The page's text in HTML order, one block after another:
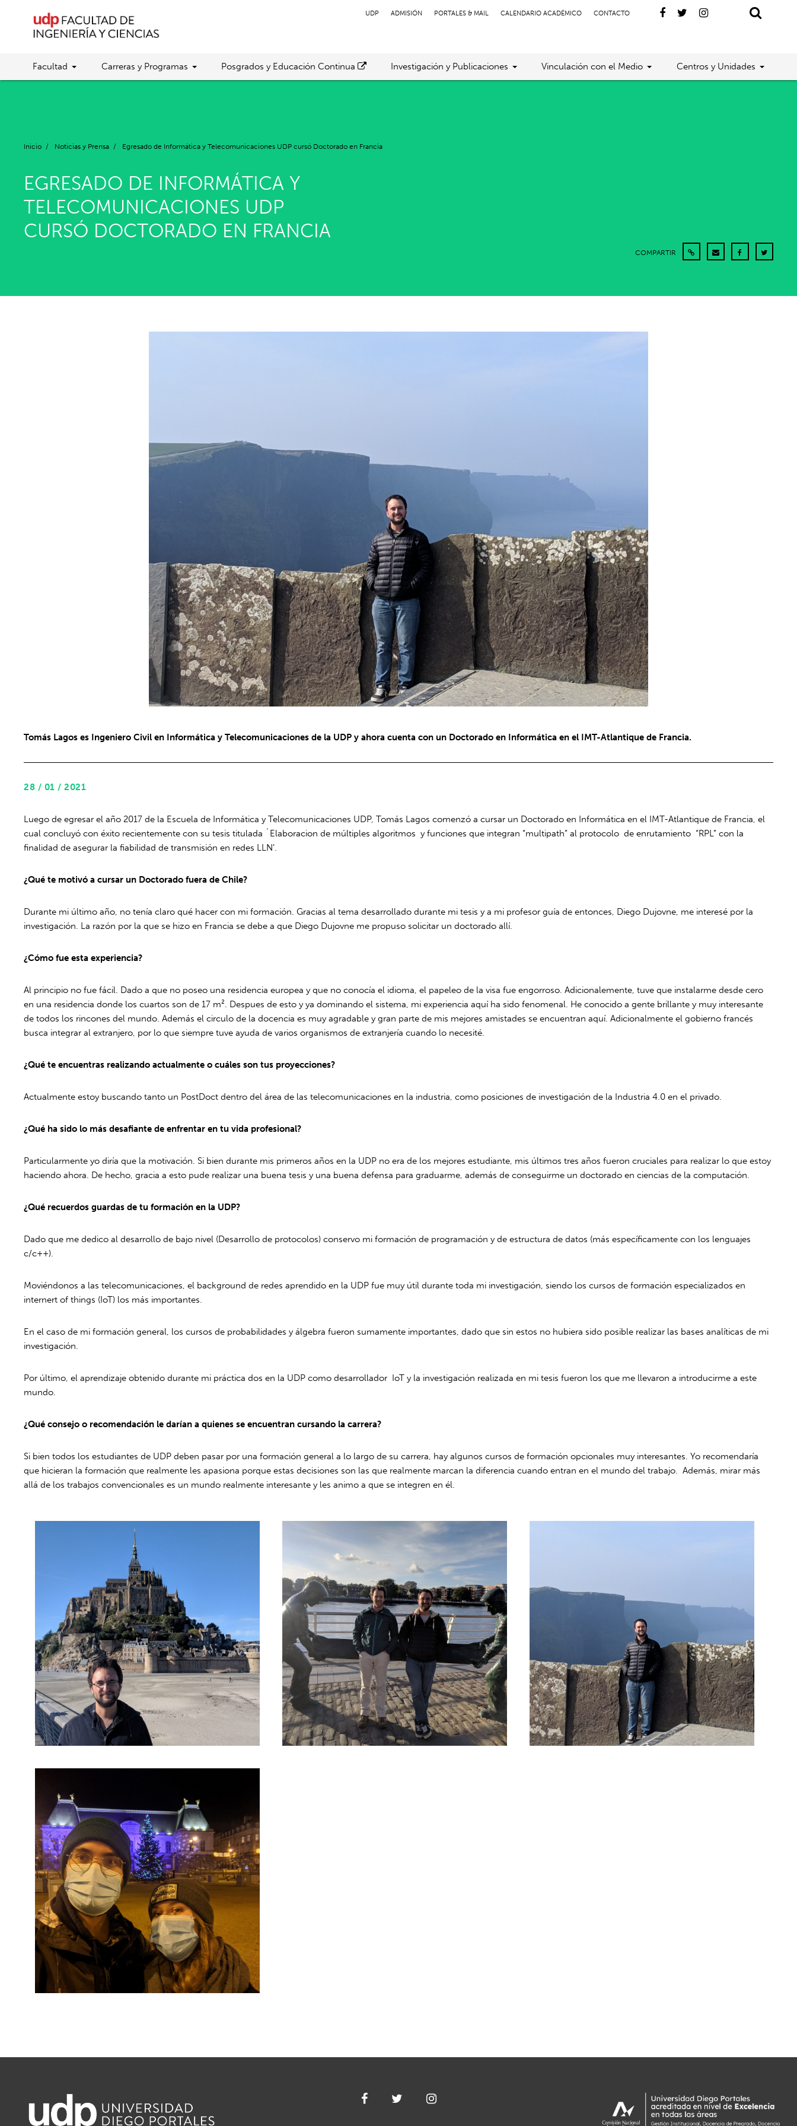
UDP ADMISIÓN PORTALES & MAIL CALENDARIO ACADÉMICO CONTACTO
Facultad Carreras y Programas Posgrados y Educación Continua Investigación y Publicaciones Vinculación con el Medio Centros y Unidades
Inicio / Noticias y Prensa / Egresado de Informática y Telecomunicaciones UDP cursó Doctorado en Francia
EGRESADO DE INFORMÁTICA Y
TELECOMUNICACIONES UDP
CURSÓ DOCTORADO EN FRANCIA
COMPARTIR
Tomás Lagos es Ingeniero Civil en Informática y Telecomunicaciones de la UDP y ahora cuenta con un Doctorado en Informática en el IMT-Atlantique de Francia.
28 / 01 / 2021
Luego de egresar el año 2017 de la Escuela de Informática y Telecomunicaciones UDP, Tomás Lagos comenzó a cursar un Doctorado en Informática en el IMT-Atlantique de Francia, el
cual concluyó con éxito recientemente con su tesis titulada ´Elaboracion de múltiples algoritmos y funciones que integran “multipath” al protocolo de enrutamiento “RPL” con la
finalidad de asegurar la fiabilidad de transmisión en redes LLN’.
¿Qué te motivó a cursar un Doctorado fuera de Chile?
Durante mi último año, no tenía claro qué hacer con mi formación. Gracias al tema desarrollado durante mi tesis y a mi profesor guía de entonces, Diego Dujovne, me interesé por la
investigación. La razón por la que se hizo en Francia se debe a que Diego Dujovne me propuso solicitar un doctorado allí.
¿Cómo fue esta experiencia?
Al principio no fue fácil. Dado a que no poseo una residencia europea y que no conocía el idioma, el papeleo de la visa fue engorroso. Adicionalemente, tuve que instalarme desde cero
en una residencia donde los cuartos son de 17 m². Despues de esto y ya dominando el sistema, mi experiencia aquí ha sido fenomenal. He conocido a gente brillante y muy interesante
de todos los rincones del mundo. Además el circulo de la docencia es muy agradable y gran parte de mis mejores amistades se encuentran aquí. Adicionalmente el gobierno francés
busca integrar al extranjero, por lo que siempre tuve ayuda de varios organismos de extranjería cuando lo necesité.
¿Qué te encuentras realizando actualmente o cuáles son tus proyecciones?
Actualmente estoy buscando tanto un PostDoct dentro del área de las telecomunicaciones en la industria, como posiciones de investigación de la Industria 4.0 en el privado.
¿Qué ha sido lo más desafiante de enfrentar en tu vida profesional?
Particularmente yo diría que la motivación. Si bien durante mis primeros años en la UDP no era de los mejores estudiante, mis últimos tres años fueron cruciales para realizar lo que estoy
haciendo ahora. De hecho, gracia a esto pude realizar una buena tesis y una buena defensa para graduarme, además de conseguirme un doctorado en ciencias de la computación.
¿Qué recuerdos guardas de tu formación en la UDP?
Dado que me dedico al desarrollo de bajo nivel (Desarrollo de protocolos) conservo mi formación de programación y de estructura de datos (más específicamente con los lenguajes
c/c++).
Moviéndonos a las telecomunicaciones, el background de redes aprendido en la UDP fue muy útil durante toda mi investigación, siendo los cursos de formación especializados en
internert of things (IoT) los más importantes.
En el caso de mi formación general, los cursos de probabilidades y álgebra fueron sumamente importantes, dado que sin estos no hubiera sido posible realizar las bases analíticas de mi
investigación.
Por último, el aprendizaje obtenido durante mi práctica dos en la UDP como desarrollador IoT y la investigación realizada en mi tesis fueron los que me llevaron a introducirme a este
mundo.
¿Qué consejo o recomendación le darían a quienes se encuentran cursando la carrera?
Si bien todos los estudiantes de UDP deben pasar por una formación general a lo largo de su carrera, hay algunos cursos de formación opcionales muy interesantes. Yo recomendaría
que hicieran la formación que realmente les apasiona porque estas decisiones son las que realmente marcan la diferencia cuando entran en el mundo del trabajo. Además, mirar más
allá de los trabajos convencionales es un mundo realmente interesante y les animo a que se integren en él.